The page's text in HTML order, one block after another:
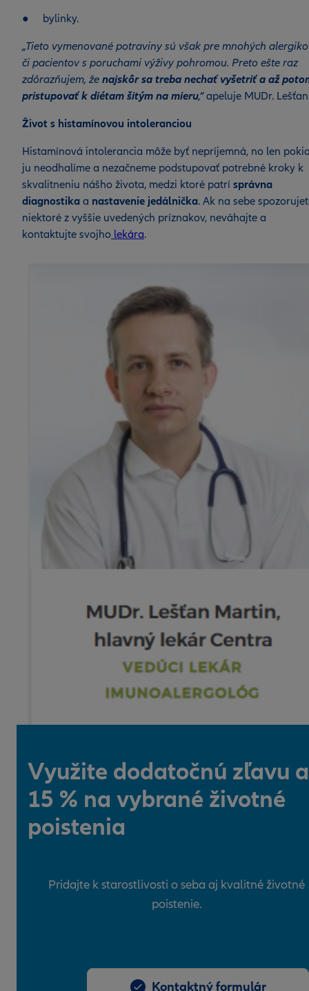
● bylinky.
„Tieto vymenované potraviny sú však pre mnohých
či pacientov s poruchami výživy pohromou. Preto ešte raz
zdôrazňujem, že najskôr sa treba nechať vyšetriť a až
pristupovať k diétam šitým na mieru,“apeluje MUDr.
Život s histamínovou intoleranciou
Histamínová intolerancia môže byť nepríjemná, no len
ju neodhalíme a nezačneme podstupovať potrebné kroky k
skvalitneniu nášho života, medzi ktoré patrí správna
diagnostika a nastavenie jedálnička. Ak na sebe
niektoré z vyššie uvedených príznakov, neváhajte a
kontaktujte svojho lekára.
Využite dodatočnú zľavu
15 % na vybrané životné
poistenia
Pridajte k starostlivosti o seba aj kvalitné životné
poistenie.
Kontaktný formulár